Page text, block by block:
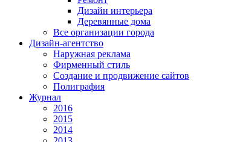
Дизайн интерьера
Деревянные дома
Все организации города
Дизайн-агентство
Наружная реклама
Фирменный стиль
Создание и продвижение сайтов
Полиграфия
Журнал
2016
2015
2014